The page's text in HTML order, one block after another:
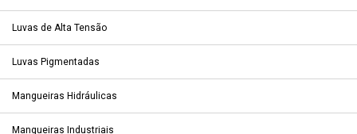
Luvas de Alta Tensão
Luvas Pigmentadas
Mangueiras Hidráulicas
Mangueiras Industriais